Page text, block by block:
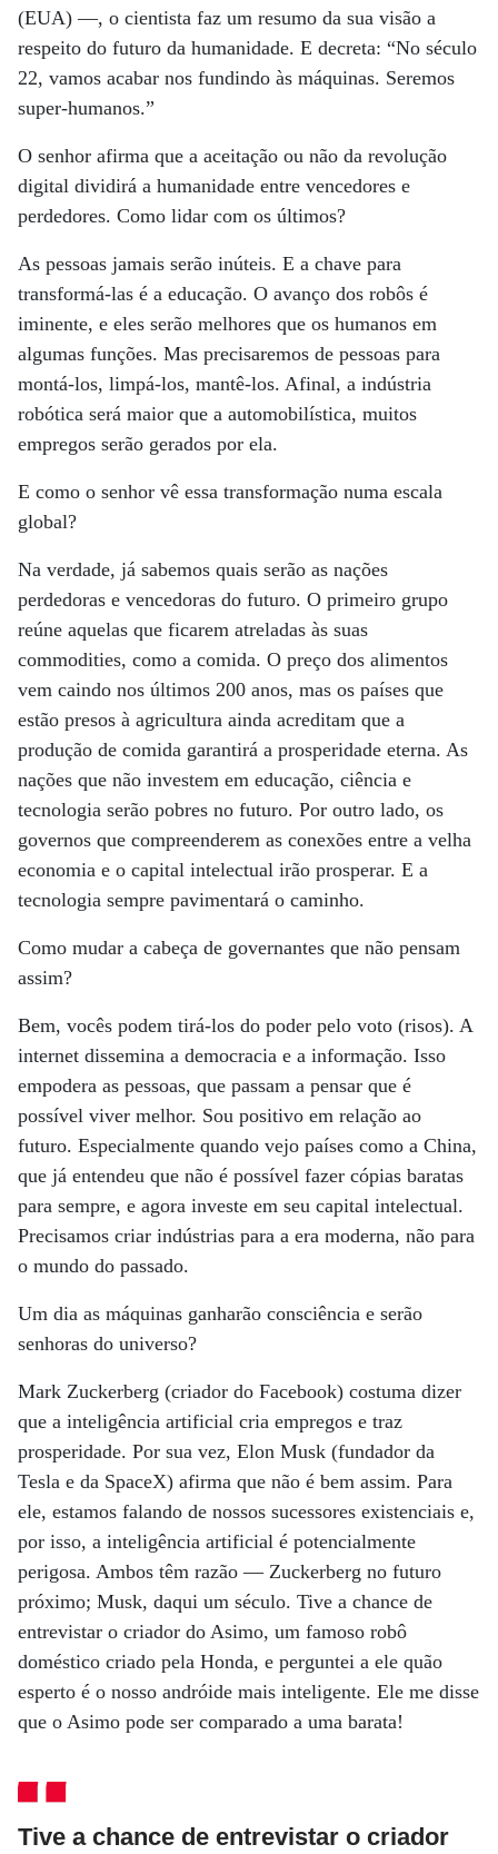
(EUA) —, o cientista faz um resumo da sua visão a
respeito do futuro da humanidade. E decreta: “No século
22, vamos acabar nos fundindo às máquinas. Seremos
super-humanos.”
O senhor afirma que a aceitação ou não da revolução
digital dividirá a humanidade entre vencedores e
perdedores. Como lidar com os últimos?
As pessoas jamais serão inúteis. E a chave para
transformá-las é a educação. O avanço dos robôs é
iminente, e eles serão melhores que os humanos em
algumas funções. Mas precisaremos de pessoas para
montá-los, limpá-los, mantê-los. Afinal, a indústria
robótica será maior que a automobilística, muitos
empregos serão gerados por ela.
E como o senhor vê essa transformação numa escala
global?
Na verdade, já sabemos quais serão as nações
perdedoras e vencedoras do futuro. O primeiro grupo
reúne aquelas que ficarem atreladas às suas
commodities, como a comida. O preço dos alimentos
vem caindo nos últimos 200 anos, mas os países que
estão presos à agricultura ainda acreditam que a
produção de comida garantirá a prosperidade eterna. As
nações que não investem em educação, ciência e
tecnologia serão pobres no futuro. Por outro lado, os
governos que compreenderem as conexões entre a velha
economia e o capital intelectual irão prosperar. E a
tecnologia sempre pavimentará o caminho.
Como mudar a cabeça de governantes que não pensam
assim?
Bem, vocês podem tirá-los do poder pelo voto (risos). A
internet dissemina a democracia e a informação. Isso
empodera as pessoas, que passam a pensar que é
possível viver melhor. Sou positivo em relação ao
futuro. Especialmente quando vejo países como a China,
que já entendeu que não é possível fazer cópias baratas
para sempre, e agora investe em seu capital intelectual.
Precisamos criar indústrias para a era moderna, não para
o mundo do passado.
Um dia as máquinas ganharão consciência e serão
senhoras do universo?
Mark Zuckerberg (criador do Facebook) costuma dizer
que a inteligência artificial cria empregos e traz
prosperidade. Por sua vez, Elon Musk (fundador da
Tesla e da SpaceX) afirma que não é bem assim. Para
ele, estamos falando de nossos sucessores existenciais e,
por isso, a inteligência artificial é potencialmente
perigosa. Ambos têm razão — Zuckerberg no futuro
próximo; Musk, daqui um século. Tive a chance de
entrevistar o criador do Asimo, um famoso robô
doméstico criado pela Honda, e perguntei a ele quão
esperto é o nosso andróide mais inteligente. Ele me disse
que o Asimo pode ser comparado a uma barata!
Tive a chance de entrevistar o criador